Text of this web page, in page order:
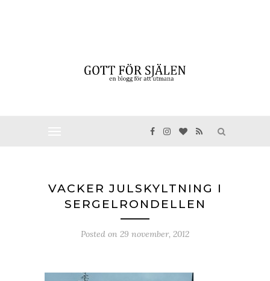
VACKER JULSKYLTNING I
SERGELRONDELLEN
Posted on 29 november, 2012